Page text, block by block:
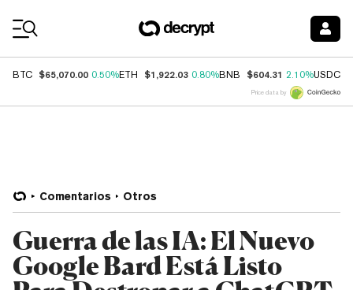
BTC $65,070.00 0.50%ETH $1,922.03 0.80%BNB $604.31 2.10%USDC
Price data by
Comentarios Otros
Guerra de las IA: El Nuevo
Google Bard Está Listo